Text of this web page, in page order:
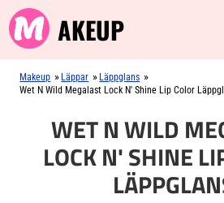
AKEUP
Makeup » Läppar » Läppglans »
Wet N Wild Megalast Lock N' Shine Lip Color
WET N WILD
LOCK N' SHINE